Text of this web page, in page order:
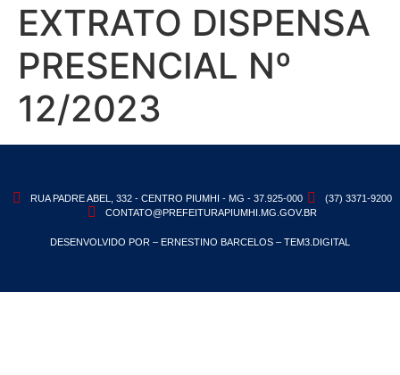
EXTRATO DISPENSA
PRESENCIAL Nº
12/2023
RUA PADRE ABEL, 332 - CENTRO PIUMHI - MG - 37.925-000
(37) 3371-9200
CONTATO@PREFEITURAPIUMHI.MG.GOV.BR
DESENVOLVIDO POR – ERNESTINO BARCELOS – TEM3.DIGITAL